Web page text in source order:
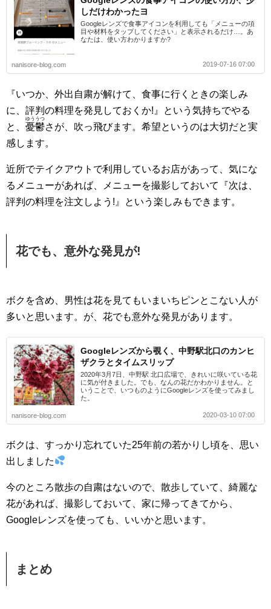
しだけわかったヨ
Googleレンズで食事アイコンを利用しても「メニューの項
目や材料をタップしてください」と表示されるだけ…。あ
なたは、使い方わかりますか?
nanisore-blog.com 2019-07-16 07:00
『いつか、外出自粛が解けて、食事に行くときの楽しみ
に、評判の料理を発見しておくか!』という気持ちでやる
と、 憂鬱
ゆううつ
さが、吹っ飛びます。希望というのは大切だと実
感します。
近所でテイクアウトで利用しているお店があって、気にな
るメニューがあれば、メニューを撮影しておいて『次は、
評判の料理を注文しよう!』という楽しみもできます。
花でも、意外な発見が!
ボクを含め、男性は花を見てもいまいちピンとこない人が
多いと思います。が、花でも意外な発見があります。
Googleレンズから覗く、中野駅北口のカンヒ
ザクラとタイムスリップ
2020年3月7日、中野駅 北口広場で、きれいに咲いている花
に気が付きました。でも、なんの花だかわかりません。と
いうことで、いつものようにGoogleレンズを使ってみまし
た。
nanisore-blog.com 2020-03-10 07:00
ボクは、すっかり忘れていた25年前の若かりし頃を、思い
出しました
今のところ散歩の自粛はないので、散歩していて、綺麗な
花があれば、撮影しておいて、家に帰ってきてから、
Googleレンズを使っても、いいかと思います。
まとめ